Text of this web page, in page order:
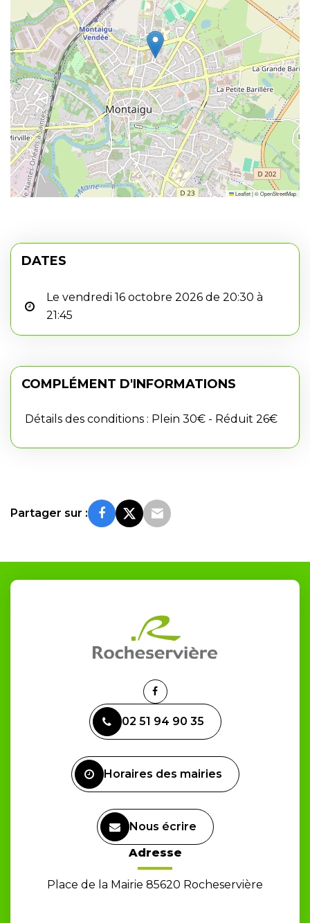
Leaflet|©OpenStreetMap
DATES
Le vendredi 16 octobre 2026 de 20:30 à
21:45
COMPLÉMENT D'INFORMATIONS
Détails des conditions : Plein 30€ - Réduit 26€
Partager sur :
Lien
le
compte
02 51 94 90 35
Horaires des mairies
Nous écrire
Adresse
Place de la Mairie 85620 Rocheservière